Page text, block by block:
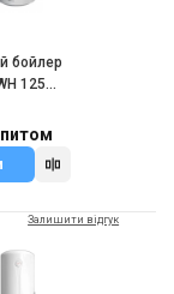
бойлер
125
Залишити відгук